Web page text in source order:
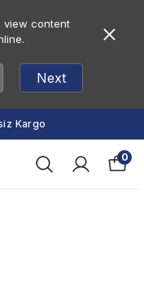
view content
Next
Kargo
0